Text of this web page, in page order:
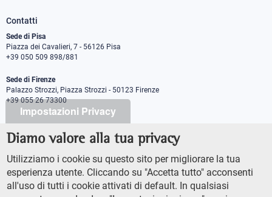
Impostazioni Privacy
Diamo valore alla tua privacy
Utilizziamo i cookie su questo sito per migliorare la tua
esperienza utente. Cliccando su "Accetta tutto" acconsenti
all'uso di tutti i cookie attivati di default. In qualsiasi
Contatti
Sede di Pisa
Piazza dei Cavalieri, 7 - 56126 Pisa
+39 050 509 898/881
Sede di Firenze
Palazzo Strozzi, Piazza Strozzi - 50123 Firenze
+39 055 26 73300
PEC protocollo@pec.sns.it
Codice Fiscale 8000 5050507
Ufficio comunicazione
Addetto stampa